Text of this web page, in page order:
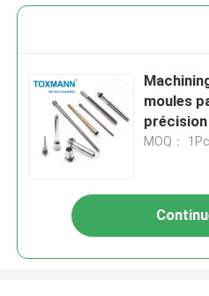
moules
SKD61
MOQ：